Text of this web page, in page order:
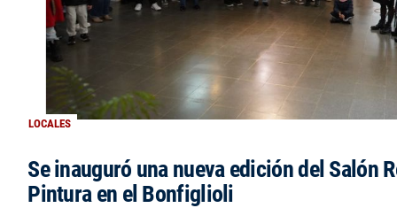
LOCALES
Se inauguró una nueva edición del Salón
Pintura en el Bonfiglioli